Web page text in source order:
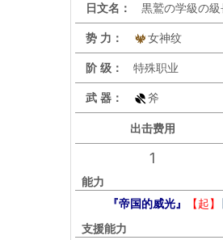
日文名： 黒鷲の学級の
势 力： 女神纹
阶 级： 特殊职业
武 器： 斧
出击费用
1
能力
『帝国的威光』
【起】
支援能力